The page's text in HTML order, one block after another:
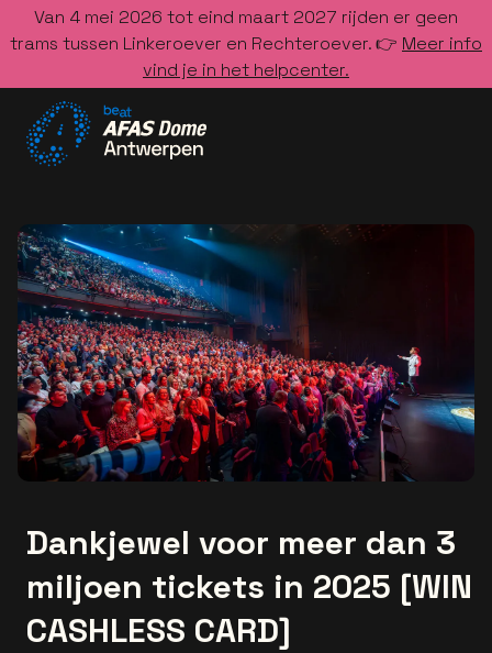
Van 4 mei 2026 tot eind maart 2027 rijden er geen
trams tussen Linkeroever en Rechteroever. 👉 Meer info
vind je in het helpcenter.
Dankjewel voor meer dan 3
miljoen tickets in 2025 [WIN
CASHLESS CARD]